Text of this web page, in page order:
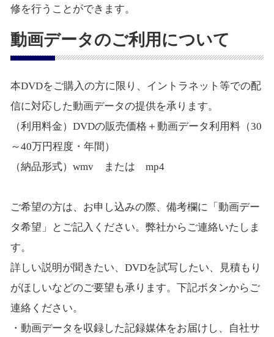
修を行うことができます。
動画データのご利用について
本DVDをご購入の方に限り、イントラネット等での配
信に対応した動画データの提供を承ります。
（利用料金）DVDの販売価格＋動画データ利用料（30
～40万円程度・年間）
（納品形式）wmv または mp4
ご希望の方は、お申し込みの際、備考欄に「動画デー
タ希望」とご記入ください。弊社からご連絡いたしま
す。
詳しい説明が聞きたい、DVDを試写したい、見積もり
がほしいなどのご要望も承ります。下記ボタンからご
連絡ください。
・動画データを収録した記録媒体をお届けし、自社サ